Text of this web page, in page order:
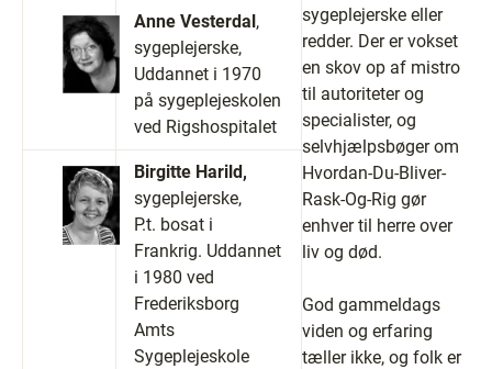
Anne Vesterdal,
sygeplejerske,
Uddannet i 1970
på sygeplejeskolen
ved Rigshospitalet
Birgitte Harild,
sygeplejerske,
P.t. bosat i
Frankrig. Uddannet
i 1980 ved
Frederiksborg
Amts
Sygeplejeskole
sygeplejerske eller
redder. Der er vokset
en skov op af mistro
til autoriteter og
specialister, og
selvhjælpsbøger om
Hvordan-Du-Bliver-
Rask-Og-Rig gør
enhver til herre over
liv og død.
God gammeldags
viden og erfaring
tæller ikke, og folk er